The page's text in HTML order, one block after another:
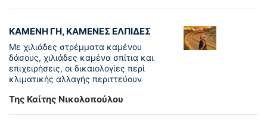
ΚΑΜΕΝΗ ΓΗ, ΚΑΜΕΝΕΣ ΕΛΠΙΔΕΣ
Με χιλιάδες στρέμματα καμένου
δάσους, χιλιάδες καμένα σπίτια και
επιχειρήσεις, οι δικαιολογίες περί
κλιματικής αλλαγής περιττεύουν
Της Καίτης Νικολοπούλου